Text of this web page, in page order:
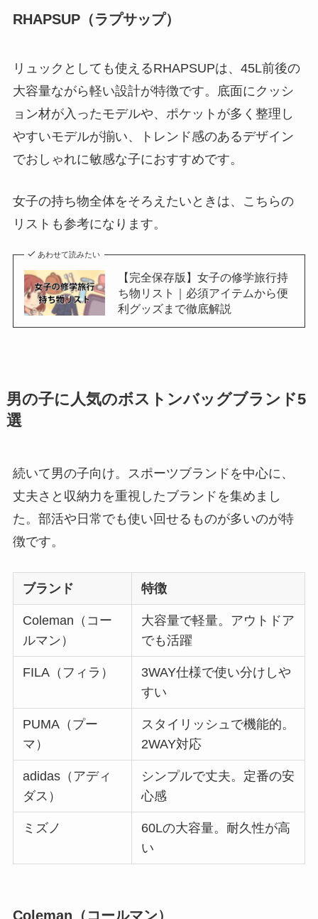
RHAPSUP（ラプサップ）
リュックとしても使えるRHAPSUPは、45L前後の
大容量ながら軽い設計が特徴です。底面にクッシ
ョン材が入ったモデルや、ポケットが多く整理し
やすいモデルが揃い、トレンド感のあるデザイン
でおしゃれに敏感な子におすすめです。
女子の持ち物全体をそろえたいときは、こちらの
リストも参考になります。
あわせて読みたい
【完全保存版】女子の修学旅行持
ち物リスト｜必須アイテムから便
利グッズまで徹底解説
男の子に人気のボストンバッグブランド5
選
続いて男の子向け。スポーツブランドを中心に、
丈夫さと収納力を重視したブランドを集めまし
た。部活や日常でも使い回せるものが多いのが特
徴です。
ブランド 特徴
Coleman（コー
ルマン）
大容量で軽量。アウトドア
でも活躍
FILA（フィラ）
3WAY仕様で使い分けしや
すい
PUMA（プー
マ）
スタイリッシュで機能的。
2WAY対応
adidas（アディ
ダス）
シンプルで丈夫。定番の安
心感
ミズノ
60Lの大容量。耐久性が高
い
Coleman（コールマン）